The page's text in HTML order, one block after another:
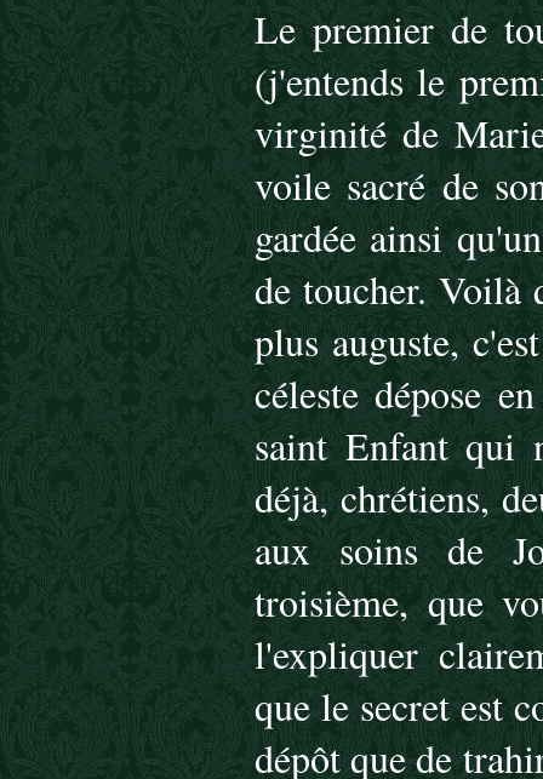
Le premier de
(j'entends le
virginité de
voile sacré de
gardée ainsi
de toucher. Voilà
plus auguste,
céleste dépose
saint Enfant qui
déjà, chrétiens,
aux soins de
troisième, que
l'expliquer
que le secret est
dépôt que de